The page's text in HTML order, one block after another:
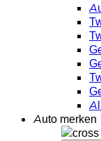
Auto merken